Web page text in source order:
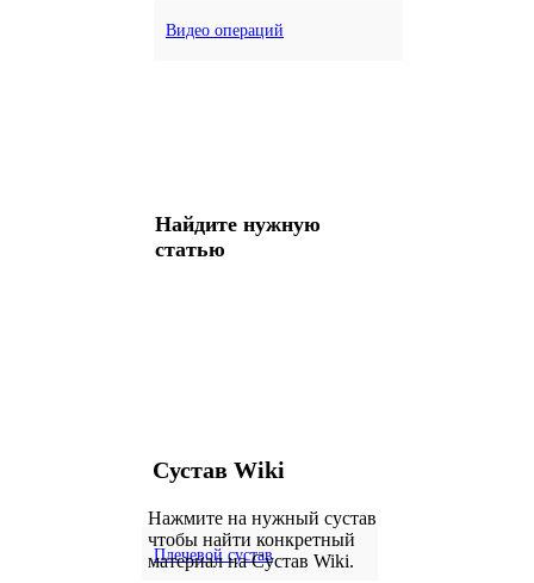
Видео операций
Найдите нужную
статью
Плечевой сустав
Сустав Wiki
Нажмите на нужный сустав
чтобы найти конкретный
материал на Сустав Wiki.